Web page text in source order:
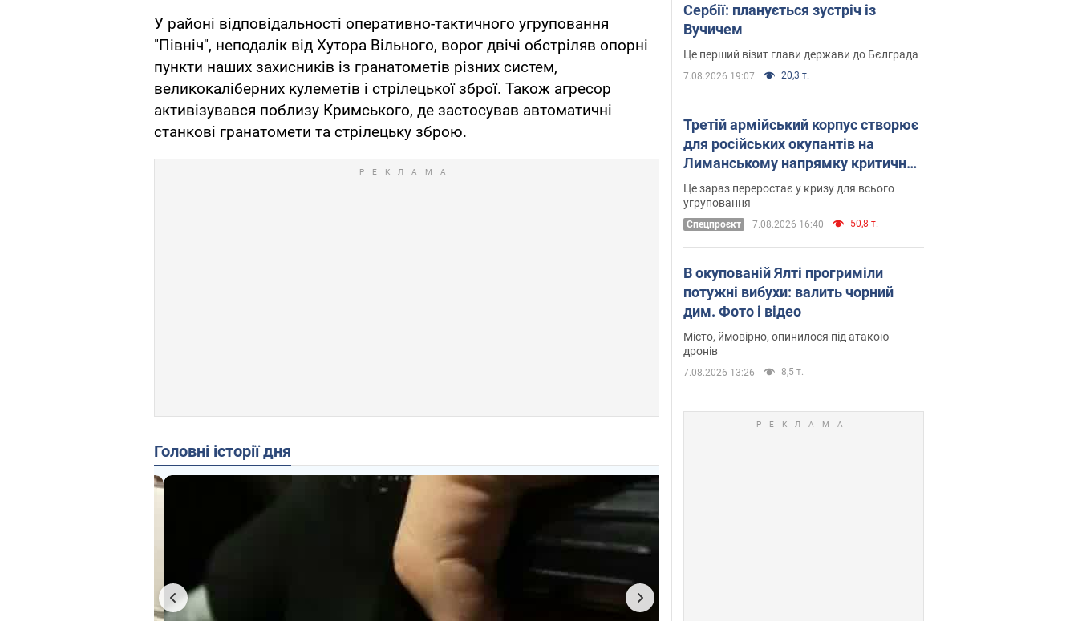
У районі відповідальності оперативно-тактичного угруповання
"Північ", неподалік від Хутора Вільного, ворог двічі обстріляв опорні
пункти наших захисників із гранатометів різних систем,
великокаліберних кулеметів і стрілецької зброї. Також агресор
активізувався поблизу Кримського, де застосував автоматичні
станкові гранатомети та стрілецьку зброю.
Головні історії дня
Сербії: планується зустріч із
Вучичем
Це перший візит глави держави до Бєлграда
7.08.2026 19:07 20,3 т.
Третій армійський корпус створює
для російських окупантів на
Лиманському напрямку критичний
дискомфорт: як це вдалося
Це зараз переростає у кризу для всього
угруповання
Cпецпроєкт 7.08.2026 16:40 50,8 т.
В окупованій Ялті прогриміли
потужні вибухи: валить чорний
дим. Фото і відео
Місто, ймовірно, опинилося під атакою
дронів
7.08.2026 13:26 8,5 т.